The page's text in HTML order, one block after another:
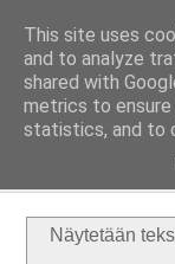
Taloja
[ Sisustaa ] [
Näytetään
This site uses
and to analyze
shared with
metrics to
statistics, and to